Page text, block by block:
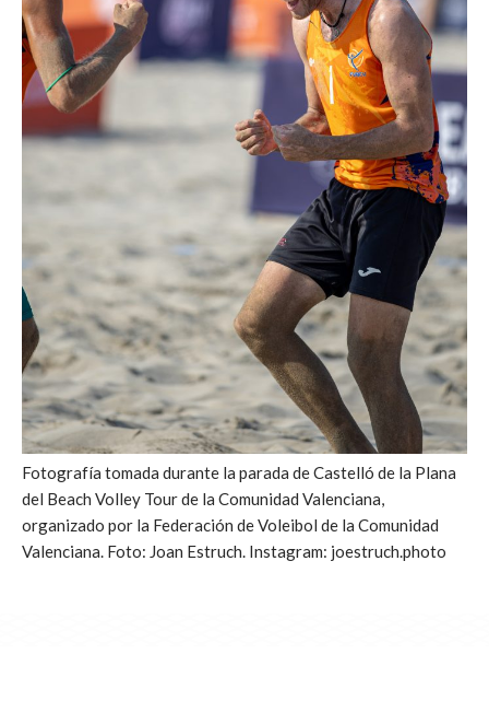
Fotografía tomada durante la parada de Castelló de la Plana
del Beach Volley Tour de la Comunidad Valenciana,
organizado por la Federación de Voleibol de la Comunidad
Valenciana. Foto: Joan Estruch. Instagram: joestruch.photo